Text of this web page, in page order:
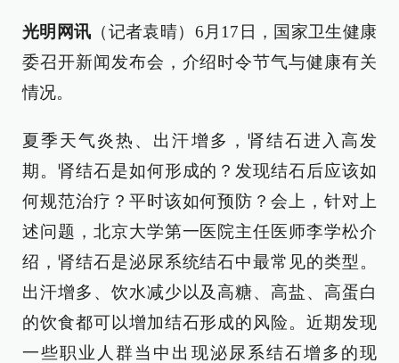
光明网讯 （记者袁晴）6月17日，国家卫生健康
委召开新闻发布会，介绍时令节气与健康有关
情况。
夏季天气炎热、出汗增多，肾结石进入高发
期。肾结石是如何形成的？发现结石后应该如
何规范治疗？平时该如何预防？会上，针对上
述问题，北京大学第一医院主任医师李学松介
绍，肾结石是泌尿系统结石中最常见的类型。
出汗增多、饮水减少以及高糖、高盐、高蛋白
的饮食都可以增加结石形成的风险。近期发现
一些职业人群当中出现泌尿系结石增多的现